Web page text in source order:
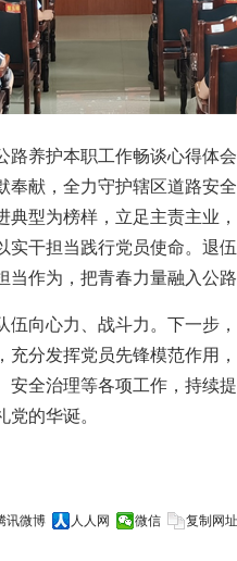
路养护本职工作畅谈心得体
奉献，全力守护辖区道路安
典型为榜样，立足主责主业
实干担当践行党员使命。退
当作为，把青春力量融入公
伍向心力、战斗力。下一步
充分发挥党员先锋模范作用
安全治理等各项工作，持续
的华诞。
讯微博 人人网 微信 复制网址